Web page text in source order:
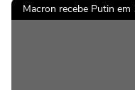
Macron recebe Putin em